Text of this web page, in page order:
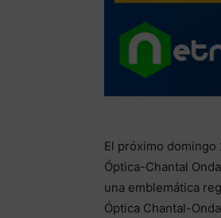
El próximo domingo
Óptica-Chantal
una emblemática
Óptica Chantal-